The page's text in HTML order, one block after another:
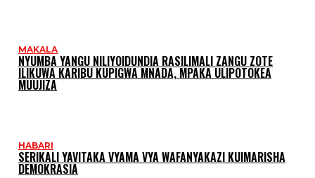
MAKALA
NYUMBA YANGU NILIYOIDUNDIA RASILIMALI ZANGU ZOTE
ILIKUWA KARIBU KUPIGWA MNADA, MPAKA ULIPOTOKEA
MUUJIZA
HABARI
SERIKALI YAVITAKA VYAMA VYA WAFANYAKAZI KUIMARISHA
DEMOKRASIA